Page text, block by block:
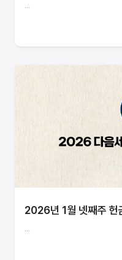
2026년 1월 넷째주 헌